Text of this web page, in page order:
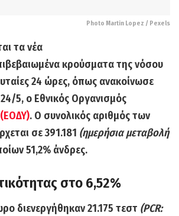
Photo Martin Lopez / Pexels
τα νέα
κρούσματα της νόσου
24 ώρες, όπως ανακοίνωσε
5, ο Εθνικός Οργανισμός
(ΕΟΔΥ). Ο συνολικός αριθμός των
σε391.181 (ημερήσια μεταβολή
51,2% άνδρες.
στο 6,52%
διενεργήθηκαν21.175 τεστ (PCR: